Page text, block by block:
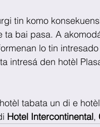
tin komo
ta bai pasa. A
lo tin
intresá den hotèl
tabata un di e
Hotel Intercontinental,